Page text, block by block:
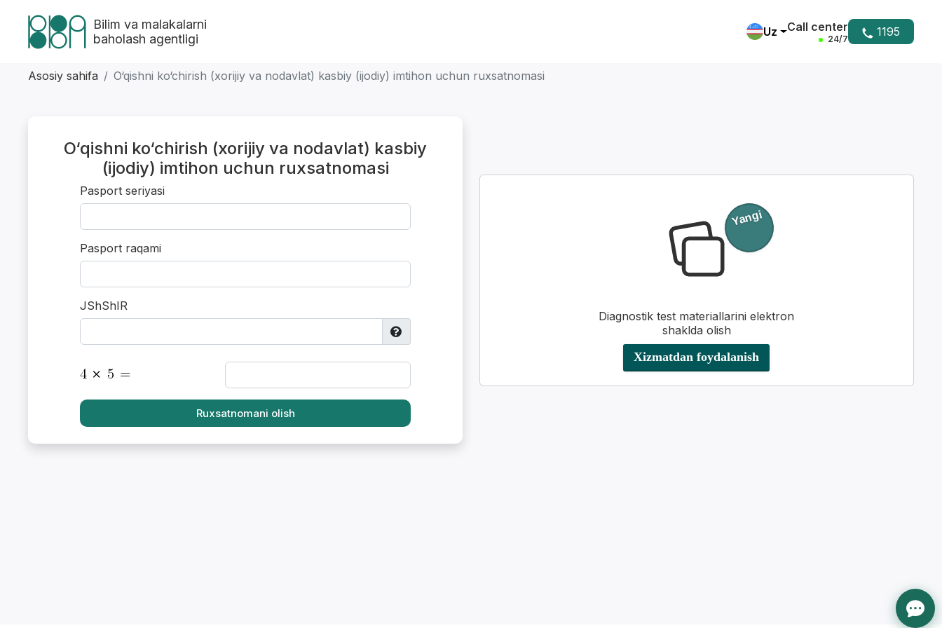
Bilim va malakalarni
baholash agentligi
Uz Call center
24/7 1195
Asosiy sahifa O‘qishni ko‘chirish (xorijiy va nodavlat) kasbiy (ijodiy) imtihon uchun ruxsatnomasi
*
O‘qishni ko‘chirish (xorijiy va nodavlat) kasbiy
(ijodiy) imtihon uchun ruxsatnomasi
Pasport seriyasi
Pasport raqami
JShShIR
Ruxsatnomani olish
Yangi
Diagnostik test materiallarini elektron
shaklda olish
Xizmatdan foydalanish